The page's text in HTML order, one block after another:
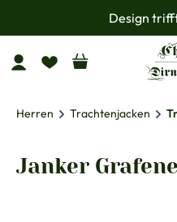
Zum Hauptinhalt springen
Design
Herren Trachtenjacken
Janker